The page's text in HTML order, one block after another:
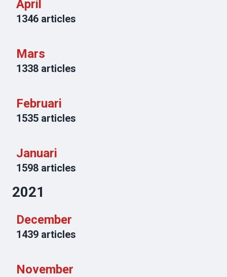
April
1346 articles
Mars
1338 articles
Februari
1535 articles
Januari
1598 articles
2021
December
1439 articles
November